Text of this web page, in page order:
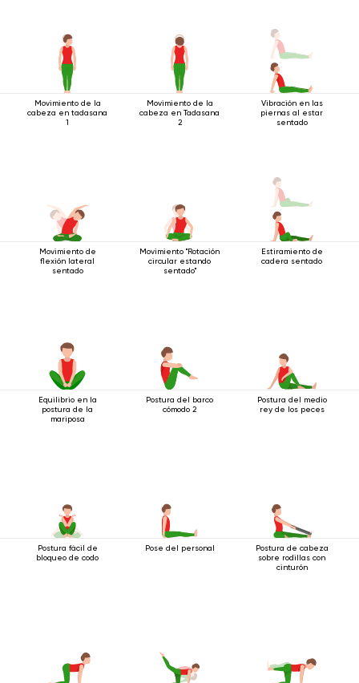
Movimiento de la
cabeza en tadasana
1
Movimiento de la
cabeza en Tadasana
2
Vibración en las
piernas al estar
sentado
Movimiento de
flexión lateral
sentado
Movimiento "Rotación
circular estando
sentado"
Estiramiento de
cadera sentado
Equilibrio en la
postura de la
mariposa
Postura del barco
cómodo 2
Postura del medio
rey de los peces
Postura fácil de
bloqueo de codo
Pose del personal
Postura de cabeza
sobre rodillas con
cinturón